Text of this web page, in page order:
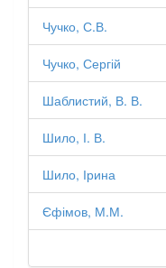
Чучко, С.В.
Чучко, Сергій
Шаблистий, В. В.
Шило, І. В.
Шило, Ірина
Єфімов, М.М.